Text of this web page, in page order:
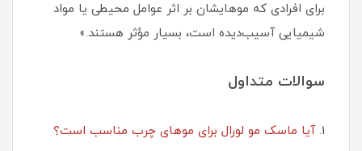
برای افرادی که موهایشان بر اثر عوامل محیطی یا مواد
شیمیایی آسیب‌دیده است، بسیار مؤثر هستند.»
سوالات متداول
1. آیا ماسک مو لورال برای موهای چرب مناسب است؟